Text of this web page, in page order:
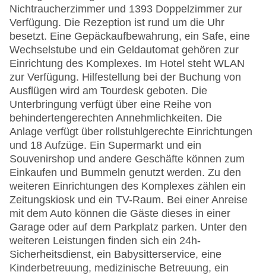
Nichtraucherzimmer und 1393 Doppelzimmer zur
Verfügung. Die Rezeption ist rund um die Uhr
besetzt. Eine Gepäckaufbewahrung, ein Safe, eine
Wechselstube und ein Geldautomat gehören zur
Einrichtung des Komplexes. Im Hotel steht WLAN
zur Verfügung. Hilfestellung bei der Buchung von
Ausflügen wird am Tourdesk geboten. Die
Unterbringung verfügt über eine Reihe von
behindertengerechten Annehmlichkeiten. Die
Anlage verfügt über rollstuhlgerechte Einrichtungen
und 18 Aufzüge. Ein Supermarkt und ein
Souvenirshop und andere Geschäfte können zum
Einkaufen und Bummeln genutzt werden. Zu den
weiteren Einrichtungen des Komplexes zählen ein
Zeitungskiosk und ein TV-Raum. Bei einer Anreise
mit dem Auto können die Gäste dieses in einer
Garage oder auf dem Parkplatz parken. Unter den
weiteren Leistungen finden sich ein 24h-
Sicherheitsdienst, ein Babysitterservice, eine
Kinderbetreuung, medizinische Betreuung, ein